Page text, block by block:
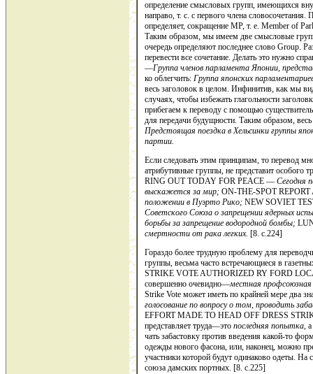
определение смысловых групп, имеющихся
направо, т. с. с первого члена
определяет, сокращение MP, т. е. Member of
Таким образом, мы имеем две смысловые
очередь определяют последнее слово Group.
перевести все сочетание. Делать это нужно
—Группа членов парламента Японии,
ко облегчить: Группа японских
весь заголовок в це­лом. Инфинитив, как мы
случаях, чтобы избежать глагольности
прибегаем к переводу с помощью
для передачи будущ­ности. Таким образом,
Предстоящая поездка в Хельсинки группы
партии.
Если следовать этим принципам, то перевод
атрибутивные группы, не представит
RING OUT TODAY FOR PEACE — Сегодня
выскажется за мир; ON-THE-SPOT
положении в Пуэрто Рико; NEW SOVIET
Советского Сою­за о запрещении ядерных
борьбы за запрещение водородной бомбы;
смертности от рака легких. [8. c.224]
Гораздо более трудную проблему для
группы, весьма ча­сто встречающиеся в
STRIKE VOTE AUTHORIZED RY FORD
совер­шенно очевидно—местная
Strike Vote может иметь по крайней мере два
голосование по вопросу о том, проводить
EFFORT MADE TO HEAD OFF DRESS
представляет труда—это последняя попыт­ка,
чать забастовку против введения какой-то
одежды нового фасона, или, наконец, можно
участники которой будут одинаково одеты.
союза дамских портных. [8. c.225]